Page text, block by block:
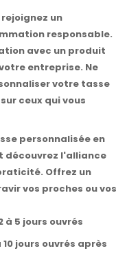
rejoignez un
responsable.
avec un produit
entreprise. Ne
votre tasse
ceux qui vous
personnalisée en
découvrez l'alliance
Offrez un
vos proches ou vos
5 jours ouvrés
jours ouvrés après